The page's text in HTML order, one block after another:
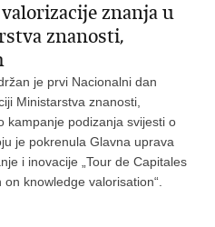
znanja u
znanosti,
je prvi Nacionalni dan
Ministarstva znanosti,
kampanje podizanja svijesti o
je pokrenula Glavna uprava
i inovacije „Tour de Capitales
knowledge valorisation“.